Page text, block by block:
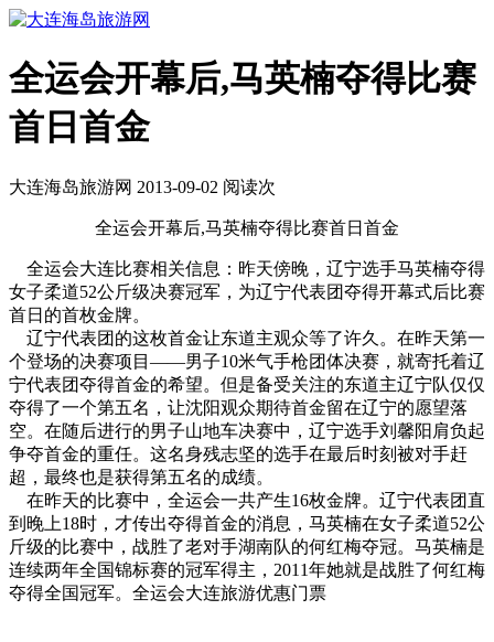
全运会开幕后,马英楠夺得比赛
首日首金
大连海岛旅游网 2013-09-02 阅读次
全运会开幕后,马英楠夺得比赛首日首金
全运会大连比赛相关信息：昨天傍晚，辽宁选手马英楠夺得
女子柔道52公斤级决赛冠军，为辽宁代表团夺得开幕式后比赛
首日的首枚金牌。
辽宁代表团的这枚首金让东道主观众等了许久。在昨天第一
个登场的决赛项目——男子10米气手枪团体决赛，就寄托着辽
宁代表团夺得首金的希望。但是备受关注的东道主辽宁队仅仅
夺得了一个第五名，让沈阳观众期待首金留在辽宁的愿望落
空。在随后进行的男子山地车决赛中，辽宁选手刘馨阳肩负起
争夺首金的重任。这名身残志坚的选手在最后时刻被对手赶
超，最终也是获得第五名的成绩。
在昨天的比赛中，全运会一共产生16枚金牌。辽宁代表团直
到晚上18时，才传出夺得首金的消息，马英楠在女子柔道52公
斤级的比赛中，战胜了老对手湖南队的何红梅夺冠。马英楠是
连续两年全国锦标赛的冠军得主，2011年她就是战胜了何红梅
夺得全国冠军。全运会大连旅游优惠门票